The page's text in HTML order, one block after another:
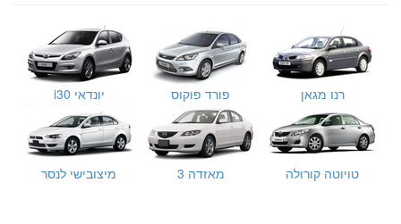
רנו מגאן פורד פוקוס יונדאי i30
טויוטה קורולה מאזדה 3 מיצובישי לנסר